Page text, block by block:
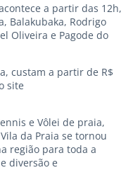
a partir das 12h,
Balakubaka, Rodrigo
Oliveira e Pagode do
custam a partir de R$
site
e Vôlei de praia,
da Praia se tornou
região para toda a
diversão e